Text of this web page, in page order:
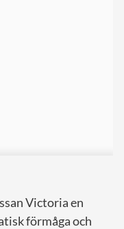
Victoria en
förmåga och